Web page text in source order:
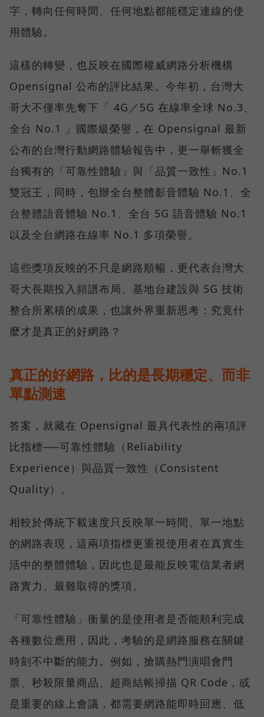
字，轉向任何時間、任何地點都能穩定連線的使
用體驗。
這樣的轉變，也反映在國際權威網路分析機構
Opensignal 公布的評比結果。今年初，台灣大
哥大不僅率先奪下「 4G／5G 在線率全球 No.3、
全台 No.1 」國際級榮譽，在 Opensignal 最新
公布的台灣行動網路體驗報告中，更一舉斬獲全
台獨有的「可靠性體驗」與「品質一致性」No.1
雙冠王，同時，包辦全台整體影音體驗 No.1、全
台整體語音體驗 No.1、全台 5G 語音體驗 No.1
以及全台網路在線率 No.1 多項榮譽。
這些獎項反映的不只是網路順暢，更代表台灣大
哥大長期投入頻譜布局、基地台建設與 5G 技術
整合所累積的成果，也讓外界重新思考：究竟什
麼才是真正的好網路？
真正的好網路，比的是長期穩定、而非
單點測速
答案，就藏在 Opensignal 最具代表性的兩項評
比指標──可靠性體驗（Reliability
Experience）與品質一致性（Consistent
Quality）。
相較於傳統下載速度只反映單一時間、單一地點
的網路表現，這兩項指標更重視使用者在真實生
活中的整體體驗，因此也是最能反映電信業者網
路實力、最難取得的獎項。
「可靠性體驗」衡量的是使用者是否能順利完成
各種數位應用，因此，考驗的是網路服務在關鍵
時刻不中斷的能力。例如，搶購熱門演唱會門
票、秒殺限量商品、超商結帳掃描 QR Code，或
是重要的線上會議，都需要網路能即時回應、低